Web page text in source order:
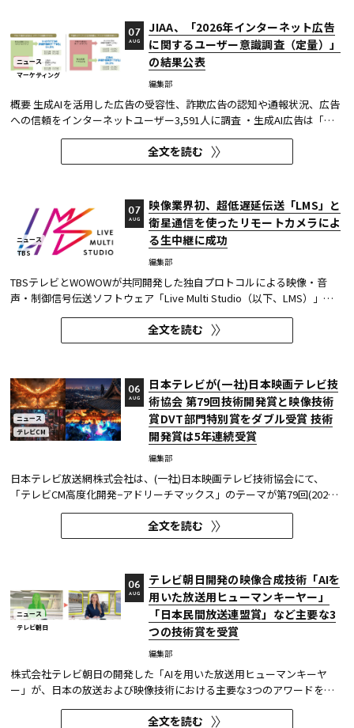
ニュース
マーケティング
JIAA、「2026年インターネット広告
に関するユーザー意識調査（定量）」
の結果公表
編集部
07
AUG
概要 生成AIを活用した広告の受容性、詐欺広告の認知や通報状況、広告
への信頼をインターネットユーザー3,591人に調査 ・生成AI広告は「条
件が整えば活用してよい」が52.0%。AI活用の明示や権利処理など、透
明性への配慮が受容の前提になる。 ・詐欺広告は各タイプとも70％の認
知があり、過去1年以内の接触経験は10～20％台。一方、通報経...
全文を読む
ニュース
TBS
映像業界初、超低遅延伝送「LMS」と
衛星通信を使ったリモートカメラによ
る生中継に成功
編集部
07
AUG
TBSテレビとWOWOWが共同開発した独自プロトコルによる映像・音
声・制御信号伝送ソフトウェア「Live Multi Studio（以下、LMS）」
が、JCOM株式会社（以下、J:COM）の生中継の特別番組に採用され
た。2026年6月16日にJ:COMが放送した『北海道神宮例祭 神輿渡御』に
おいて、J:COMチャンネル（※1）、地域情報アプリ「ど・ろーかる」
全文を読む
ニュース
テレビCM
日本テレビが(一社)日本映画テレビ技
術協会 第79回技術開発賞と映像技術
賞DVT部門特別賞をダブル受賞 技術
開発賞は5年連続受賞
編集部
06
AUG
日本テレビ放送網株式会社は、(一社)日本映画テレビ技術協会にて、
「テレビCM高度化開発−アドリーチマックス」のテーマが第79回(2025
年度)技術開発賞を、「TOKYO巫女忍者」が映像技術賞 DVT(デジタルビ
ジュアル技術)部門 特別賞を受賞したことを発表した。技術開発賞部門
では、昨年に続き5年連続の受賞となる。 この賞は毎年、放送に関連
全文を読む
ニュース
テレビ朝日
テレビ朝日開発の映像合成技術「AIを
用いた放送用ヒューマンキーヤー」
「日本民間放送連盟賞」など主要な3
つの技術賞を受賞
編集部
06
AUG
株式会社テレビ朝日の開発した「AIを用いた放送用ヒューマンキーヤ
ー」が、日本の放送および映像技術における主要な3つのアワードを受
賞した。 本開発は、人物像認識AIと最新のXR技術を組み合わせたシステ
ムであり、その革新性と実用性が業界内で高い評価を獲得している。
全文を読む